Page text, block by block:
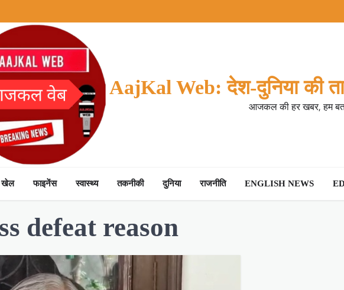
AajKal Web: देश-दुनिया की
आजकल की हर खबर, हम
खेल फाइनेंस स्वास्थ्य तकनीकी दुनिया राजनीति ENGLISH NEWS
defeat reason